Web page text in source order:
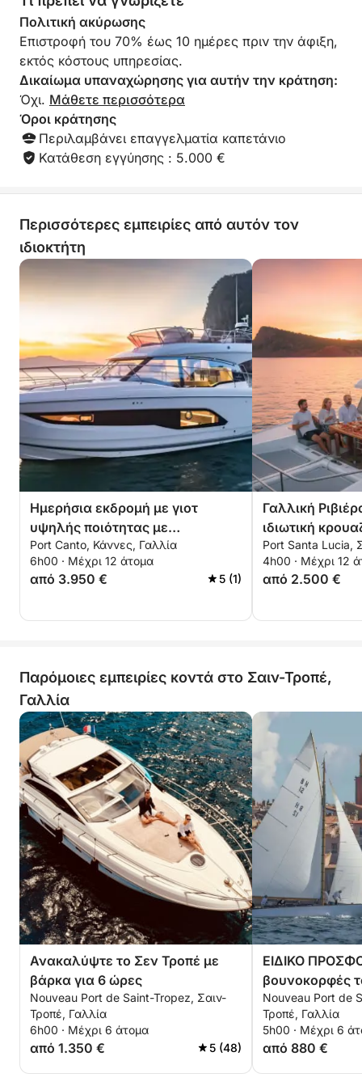
Βόλτες με ρυμουλκούμενο tube
Snorkeling στη Γαλλική Ριβιέρα
Κολύμπι σε απομονωμένους όρμους
Μουσική στο σκάφος
Μια πραγματικά ολοκληρωμένη και καθηλωτική
εμπειρία ιστιοπλοΐας στο Saint-Tropez.
🛥️ Κορυφαία άνεση στο Pershing 5X
Αυτό το εμβληματικό σπορ γιοτ προσφέρει
απόδοση, κομψότητα και άνεση για μια πολυτελή
μέρα ιστιοπλοΐας στη Γαλλική Ριβιέρα.
Επί του σκάφους:
Μεγάλο μπροστινό κατάστρωμα ηλιοθεραπείας
Εξωτερικό σαλόνι πιλοτηρίου
Πανοραμικό εσωτερικό σαλόνι
Premium ηχοσύστημα Bluetooth
Άνετη καμπίνα
Μπάνιο για το κεφάλι και την ουρά
Πλατιέρα κολύμβησης στην πρύμνη
Ειδικό σκάφος για θαλάσσια σπορ
Ιδανικό για μια ξέγνοιαστη μεσογειακή ναύλωση
γιοτ με καπετάνιο.
🍾 Περιλαμβάνονται ποτά και σνακ
Premium Ροζέ ντε Προβηγκίας
Πιατέλες σνακ
Υπηρεσία που παρέχεται από επαγγελματία
οικοδέσποινα για μια πολυτελή εμπειρία
ιστιοπλοΐας στο Saint-Tropez.
👩‍✈️ Περιλαμβάνεται πλήρωμα
Επαγγελματίας καπετάνιος
Κατασκηνώτρια επί του σκάφους
Άνετη ιστιοπλοΐα και εξατομικευμένη εξυπηρέτηση
όλη την ημέρα.
👥 Χωρητικότητα
Έως 12 επιβάτες
Ιδανικό για:
Μέρα με φίλους
Πολιτική ακύρωσης
Επιστροφή του 70% έως 10 ημέρες πριν την άφιξη,
εκτός κόστους υπηρεσίας.
Δικαίωμα υπαναχώρησης για αυτήν την κράτηση:
Όχι. Μάθετε περισσότερα
Όροι κράτησης
Περιλαμβάνει επαγγελματία καπετάνιο
Κατάθεση εγγύησης : 5.000 €
Περισσότερες εμπειρίες από αυτόν τον
ιδιοκτήτη
Ημερήσια εκδρομή με γιοτ
υψηλής ποιότητας με
αναχώρηση από τις Κάννες
Port Canto, Κάννες, Γαλλία
6h00 · Μέχρι 12 άτομα
από 3.950 € 5 (1)
Γαλλική
ιδιωτική
καταμαράν
Τροπέ ή στις
και θαλάσσια
Port Santa Lucia,
4h00 · Μέχρι 12
από 2.500 €
Παρόμοιες εμπειρίες κοντά στο Σαιν-Τροπέ,
Γαλλία
Ανακαλύψτε το Σεν Τροπέ με
βάρκα για 6 ώρες
Nouveau Port de Saint-Tropez, Σαιν-
Τροπέ, Γαλλία
6h00 · Μέχρι 6 άτομα
από 1.350 € 5 (48)
ΕΙΔΙΚΟ
βουνοκορφές
το νερό
Nouveau Port de
Τροπέ, Γαλλία
5h00 · Μέχρι 6
από 880 €